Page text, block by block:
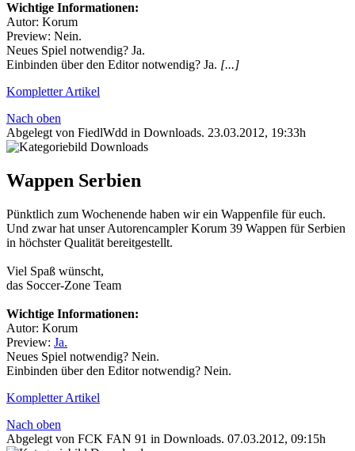
Wichtige Informationen:
Autor: Korum
Preview: Nein.
Neues Spiel notwendig? Ja.
Einbinden über den Editor notwendig? Ja. [...]
Kompletter Artikel
Nach oben
Abgelegt von FiedlWdd in Downloads. 23.03.2012, 19:33h
Wappen Serbien
Pünktlich zum Wochenende haben wir ein Wappenfile für euch.
Und zwar hat unser Autorencampler Korum 39 Wappen für Serbien
in höchster Qualität bereitgestellt.
Viel Spaß wünscht,
das Soccer-Zone Team
Wichtige Informationen:
Autor: Korum
Preview: Ja.
Neues Spiel notwendig? Nein.
Einbinden über den Editor notwendig? Nein.
Kompletter Artikel
Nach oben
Abgelegt von FCK FAN 91 in Downloads. 07.03.2012, 09:15h